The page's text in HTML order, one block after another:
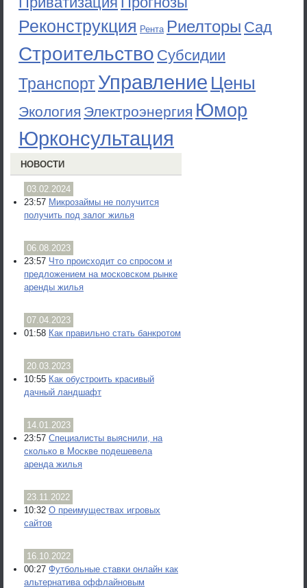
Реконструкция Рента Риелторы Сад
Строительство Субсидии
ТранспортУправление Цены
Экология Электроэнергия Юмор
Юрконсультация
НОВОСТИ
03.02.2024
23:57 Микрозаймы не получится
получить под залог жилья
06.08.2023
23:57 Что происходит со спросом и
предложением на московском рынке
аренды жилья
07.04.2023
01:58 Как правильно стать банкротом
20.03.2023
10:55 Как обустроить красивый
дачный ландшафт
14.01.2023
23:57 Специалисты выяснили, на
сколько в Москве подешевела
аренда жилья
23.11.2022
10:32 О преимуществах игровых
сайтов
16.10.2022
00:27 Футбольные ставки онлайн как
альтернатива оффлайновым